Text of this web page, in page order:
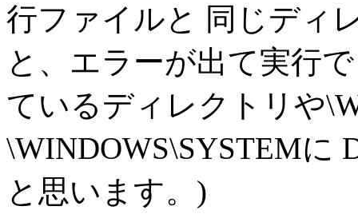
行ファイルと 同じディ
と、エラーが出て実行
ているディレクトリや
\WINDOWS\SYSTEMに
と思います。)